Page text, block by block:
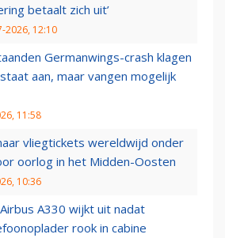
betaalt zich uit’
2026, 12:10
Germanwings-crash klagen
aan, maar vangen mogelijk
11:58
vliegtickets wereldwijd onder
oorlog in het Midden-Oosten
10:36
Airbus A330 wijkt uit nadat
rook in cabine